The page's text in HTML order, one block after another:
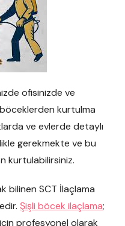
ofisinizde ve
kurtulma
ve evlerde detaylı
gerekmekte ve bu
kurtulabilirsiniz.
bilinen SCT İlaçlama
Şişli böcek ilaçlama;
profesyonel olarak